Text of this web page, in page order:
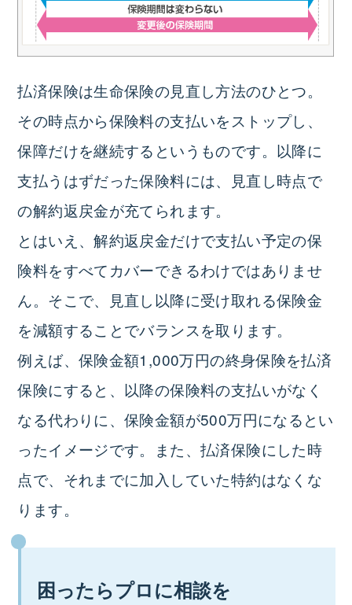
払済保険は生命保険の見直し方法のひとつ。
その時点から保険料の支払いをストップし、
保障だけを継続するというものです。以降に
支払うはずだった保険料には、見直し時点で
の解約返戻金が充てられます。
とはいえ、解約返戻金だけで支払い予定の保
険料をすべてカバーできるわけではありませ
ん。そこで、見直し以降に受け取れる保険金
を減額することでバランスを取ります。
例えば、保険金額1,000万円の終身保険を払済
保険にすると、以降の保険料の支払いがなく
なる代わりに、保険金額が500万円になるとい
ったイメージです。また、払済保険にした時
点で、それまでに加入していた特約はなくな
ります。
困ったらプロに相談を